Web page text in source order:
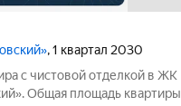
, 1 квартал 2030
с чистовой отделкой в ЖК
площадь квартиры 41.2 кв. м,